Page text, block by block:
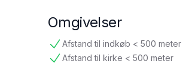
Omgivelser
Afstand til indkøb < 500 meter
tilgængelig
Afstand til kirke < 500 meter
tilgængelig